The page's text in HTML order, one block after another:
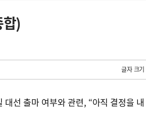
)
글자 크기
선 출마 여부와 관련, “아직 결정을 내